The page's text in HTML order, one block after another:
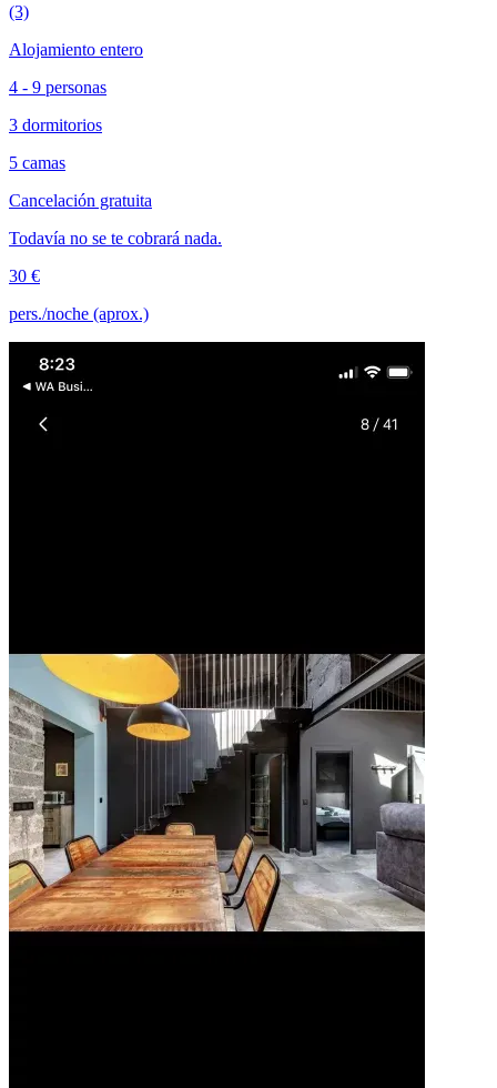
(3)
Alojamiento entero
4 - 9 personas
3 dormitorios
5 camas
Cancelación gratuita
Todavía no se te cobrará nada.
30 €
pers./noche (aprox.)